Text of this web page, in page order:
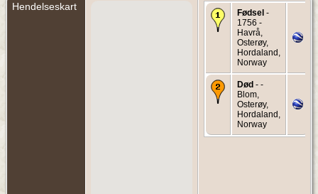
Hendelseskart
Fødsel -
1756 -
Havrå,
Osterøy,
Hordaland,
Norway
Død - -
Blom,
Osterøy,
Hordaland,
Norway